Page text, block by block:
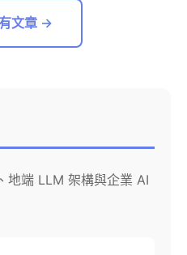
文章 →
地端 LLM 架構與企業 AI